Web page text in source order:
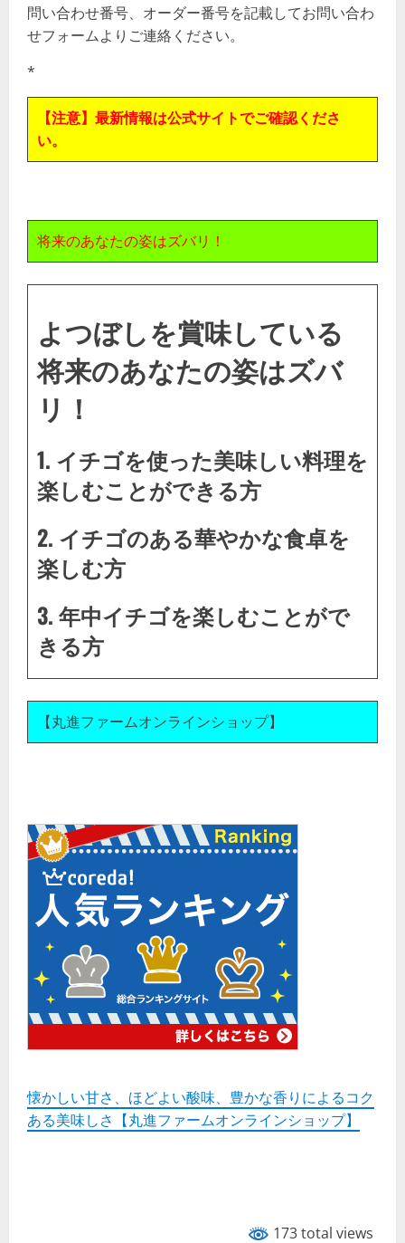
問い合わせ番号、オーダー番号を記載してお問い合わ
せフォームよりご連絡ください。
*
【注意】最新情報は公式サイトでご確認くださ
い。
将来のあなたの姿はズバリ！
よつぼしを賞味している
将来のあなたの姿はズバ
リ！
1. イチゴを使った美味しい料理を
楽しむことができる方
2. イチゴのある華やかな食卓を
楽しむ方
3. 年中イチゴを楽しむことがで
きる方
【丸進ファームオンラインショップ】
懐かしい甘さ、ほどよい酸味、豊かな香りによるコク
ある美味しさ【丸進ファームオンラインショップ】
173 total views